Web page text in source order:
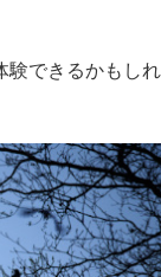
できるかもしれ